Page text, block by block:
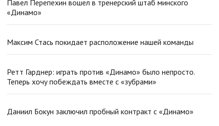
Павел Перепехин вошел в тренерский штаб минского
«Динамо»
Максим Стась покидает расположение нашей команды
Ретт Гарднер: играть против «Динамо» было непросто.
Теперь хочу побеждать вместе с «зубрами»
Даниил Бокун заключил пробный контракт с «Динамо»